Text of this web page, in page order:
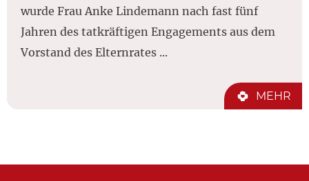
wurde Frau Anke Lindemann nach fast fünf
Jahren des tatkräftigen Engagements aus dem
Vorstand des Elternrates ...
MEHR